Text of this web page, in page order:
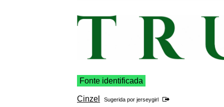
Fonte identificada
Cinzel Sugerida por jerseygirl